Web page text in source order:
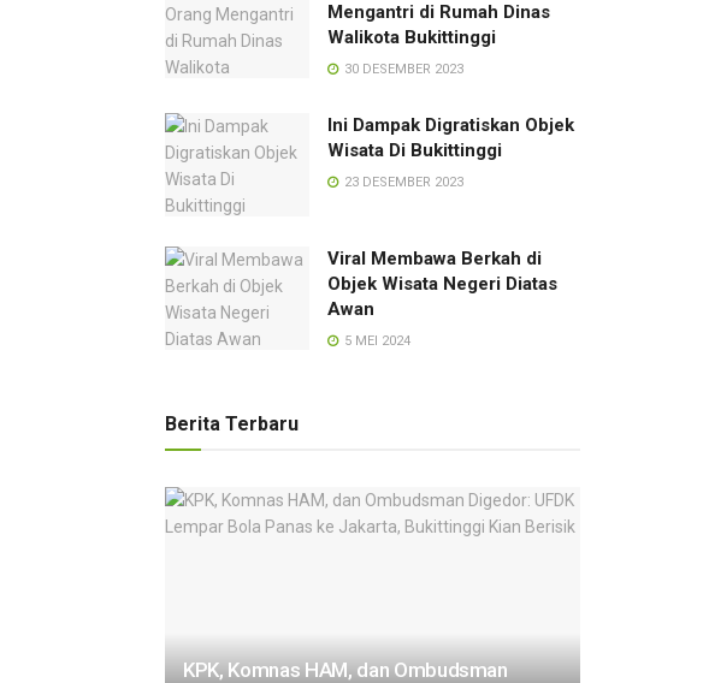
Mengantri di Rumah Dinas
Walikota Bukittinggi
30 DESEMBER 2023
Ini Dampak Digratiskan Objek
Wisata Di Bukittinggi
23 DESEMBER 2023
Viral Membawa Berkah di
Objek Wisata Negeri Diatas
Awan
5 MEI 2024
Berita Terbaru
KPK, Komnas HAM, dan Ombudsman